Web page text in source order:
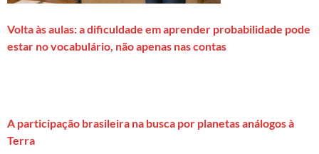
Volta às aulas: a dificuldade em aprender probabilidade pode
estar no vocabulário, não apenas nas contas
A participação brasileira na busca por planetas análogos à
Terra